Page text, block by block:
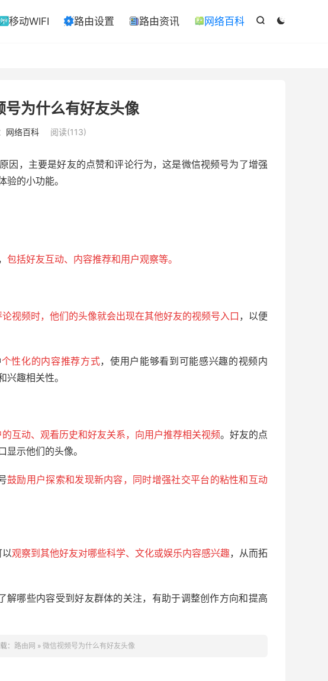


移动WIFI 路由设置 ￋ路由资讯  网络百科
号为什么有好友头像
网络百科 阅读(113)
因，主要是好友的点赞和评论行为，这是微信视频号为了增强
的小功能。
包括好友互动、内容推荐和用户观察等。
视频时，他们的头像就会出现在其他好友的视频号入口，以便
个性化的内容推荐方式，使用户能够看到可能感兴趣的视频内
趣相关性。
互动、观看历史和好友关系，向用户推荐相关视频。好友的点
示他们的头像。
鼓励用户探索和发现新内容，同时增强社交平台的粘性和互动
观察到其他好友对哪些科学、文化或娱乐内容感兴趣，从而拓
解哪些内容受到好友群体的关注，有助于调整创作方向和提高
： 路由网 » 微信视频号为什么有好友头像